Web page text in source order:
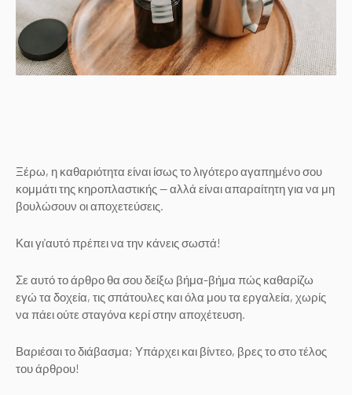
Ξέρω, η καθαριότητα είναι ίσως το λιγότερο αγαπημένο σου
κομμάτι της κηροπλαστικής — αλλά είναι απαραίτητη για να μη
βουλώσουν οι αποχετεύσεις.
Και γι'αυτό πρέπει να την κάνεις σωστά!
Σε αυτό το άρθρο θα σου δείξω βήμα-βήμα πώς καθαρίζω
εγώ τα δοχεία, τις σπάτουλες και όλα μου τα εργαλεία, χωρίς
να πάει ούτε σταγόνα κερί στην αποχέτευση.
Βαριέσαι το διάβασμα; Υπάρχει και βίντεο, βρες το στο τέλος
του άρθρου!